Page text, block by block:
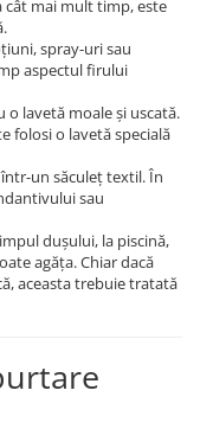
cât mai mult timp, este
spray-uri sau
aspectul firului
o lavetă moale și uscată.
folosi o lavetă specială
un săculeț textil. În
sau
dușului, la piscină,
agăța. Chiar dacă
aceasta trebuie tratată